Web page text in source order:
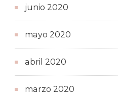
junio 2020
mayo 2020
abril 2020
marzo 2020